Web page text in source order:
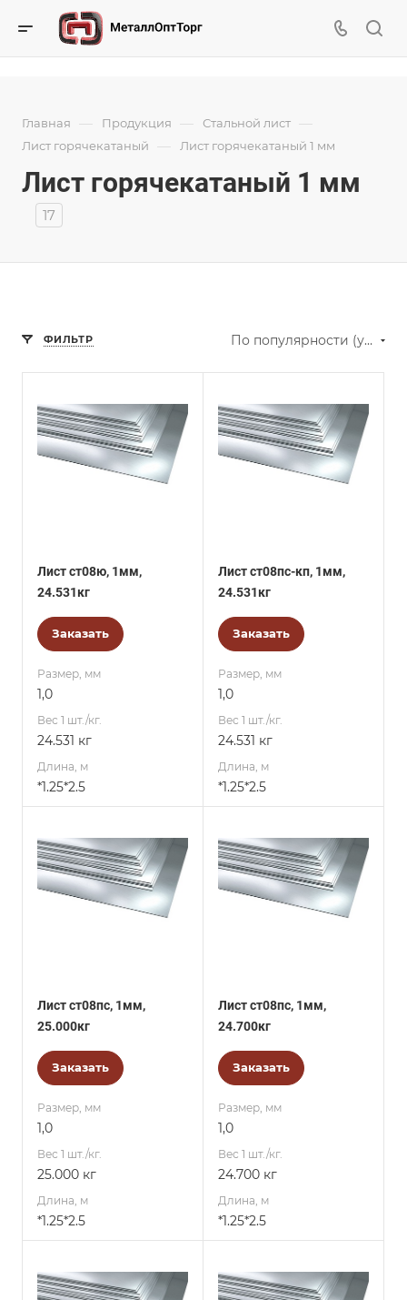
Главная — Продукция — Стальной лист —
Лист горячекатаный — Лист горячекатаный 1 мм
Лист горячекатаный 1 мм
17
ФИЛЬТР По популярности (убывание)
Лист ст08ю, 1мм,
24.531кг
Заказать
Размер, мм
1,0
Вес 1 шт./кг.
24.531 кг
Длина, м
*1.25*2.5
Лист ст08пс-кп, 1мм,
24.531кг
Заказать
Размер, мм
1,0
Вес 1 шт./кг.
24.531 кг
Длина, м
*1.25*2.5
Лист ст08пс, 1мм,
25.000кг
Заказать
Размер, мм
1,0
Вес 1 шт./кг.
25.000 кг
Длина, м
*1.25*2.5
Лист ст08пс, 1мм,
24.700кг
Заказать
Размер, мм
1,0
Вес 1 шт./кг.
24.700 кг
Длина, м
*1.25*2.5